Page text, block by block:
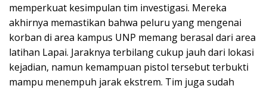
memperkuat kesimpulan tim investigasi. Mereka
akhirnya memastikan bahwa peluru yang mengenai
korban di area kampus UNP memang berasal dari area
latihan Lapai. Jaraknya terbilang cukup jauh dari lokasi
kejadian, namun kemampuan pistol tersebut terbukti
mampu menempuh jarak ekstrem. Tim juga sudah